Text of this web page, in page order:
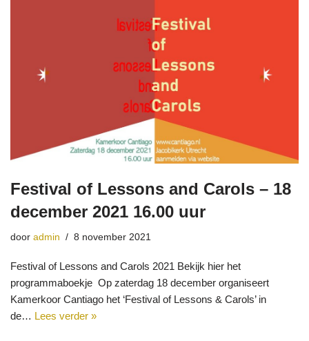
Festival of Lessons and Carols – 18
december 2021 16.00 uur
door admin 8 november 2021
Festival of Lessons and Carols 2021 Bekijk hier het
programmaboekje Op zaterdag 18 december organiseert
Kamerkoor Cantiago het ‘Festival of Lessons & Carols’ in
de… Lees verder »